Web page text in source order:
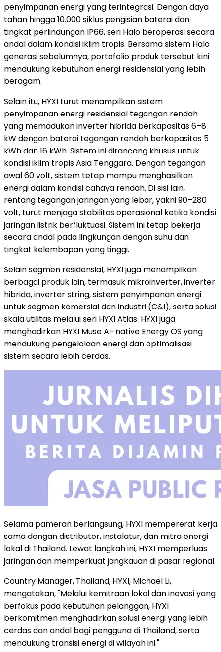
penyimpanan energi yang terintegrasi. Dengan daya
tahan hingga 10.000 siklus pengisian baterai dan
tingkat perlindungan IP66, seri Halo beroperasi secara
andal dalam kondisi iklim tropis. Bersama sistem Halo
generasi sebelumnya, portofolio produk tersebut kini
mendukung kebutuhan energi residensial yang lebih
beragam.
Selain itu, HYXI turut menampilkan sistem
penyimpanan energi residensial tegangan rendah
yang memadukan inverter hibrida berkapasitas 6–8
kW dengan baterai tegangan rendah berkapasitas 5
kWh dan 16 kWh. Sistem ini dirancang khusus untuk
kondisi iklim tropis Asia Tenggara. Dengan tegangan
awal 60 volt, sistem tetap mampu menghasilkan
energi dalam kondisi cahaya rendah. Di sisi lain,
rentang tegangan jaringan yang lebar, yakni 90–280
volt, turut menjaga stabilitas operasional ketika kondisi
jaringan listrik berfluktuasi. Sistem ini tetap bekerja
secara andal pada lingkungan dengan suhu dan
tingkat kelembapan yang tinggi.
Selain segmen residensial, HYXI juga menampilkan
berbagai produk lain, termasuk mikroinverter, inverter
hibrida, inverter string, sistem penyimpanan energi
untuk segmen komersial dan industri (C&I), serta solusi
skala utilitas melalui seri HYXI Atlas. HYXI juga
menghadirkan HYXI Muse AI-native Energy OS yang
mendukung pengelolaan energi dan optimalisasi
sistem secara lebih cerdas.
Selama pameran berlangsung, HYXI mempererat kerja
sama dengan distributor, instalatur, dan mitra energi
lokal di Thailand. Lewat langkah ini, HYXI memperluas
jaringan dan memperkuat jangkauan di pasar regional.
Country Manager, Thailand, HYXI, Michael Li,
mengatakan, "Melalui kemitraan lokal dan inovasi yang
berfokus pada kebutuhan pelanggan, HYXI
berkomitmen menghadirkan solusi energi yang lebih
cerdas dan andal bagi pengguna di Thailand, serta
mendukung transisi energi di wilayah ini."